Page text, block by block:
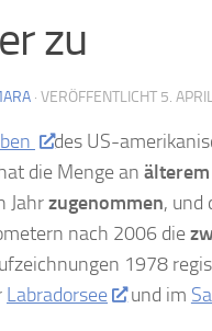
zu
· VERÖFFENTLICHT 5.
des US-
die Menge an
Jahrzugenommen, und
nach 2006 die
1978
Labradorsee und im